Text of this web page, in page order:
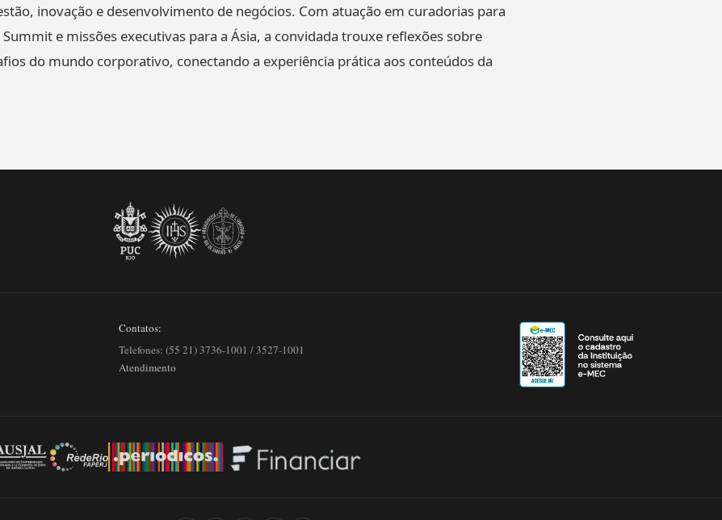
inovação e desenvolvimento de negócios. Com atuação em curadorias para
e missões executivas para a Ásia, a convidada trouxe reflexões sobre
do mundo corporativo, conectando a experiência prática aos conteúdos da
Contatos:
Telefones: (55 21) 3736-1001 / 3527-1001
Atendimento